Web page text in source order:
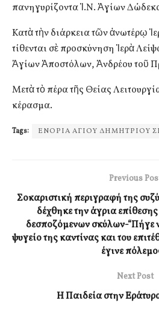
πανηγυρίζοντα Ἱ.Ν. Ἁγίων
Κατὰ τὴν διάρκεια τῶν ἀνωτέρῳ
τίθενται σὲ προσκύνηση Ἱερὰ
Ἁγίων Ἀποστόλων, Ἀνδρέου τοῦ
Μετὰ τὸ πέρα τῆς Θείας
κέρασμα.
Tags: ΕΝΟΡΙΑ ΑΓΙΟΥ ΔΗΜΗΤΡΙΟΥ
Previous
Σοκαριστική περιγραφή της
δέχθηκε την άγρια
δεσποζόμενων σκύλων-“Πήγε
ψυγείο της καντίνας και του
έγινε
Next Post
Η Παιδεία στην